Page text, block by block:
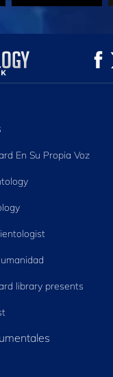
En Su Propia Voz
library presents